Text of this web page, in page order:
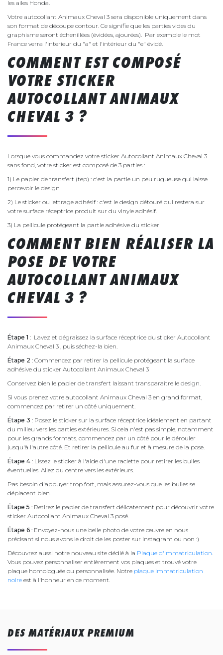
les ailes Honda.
Votre autocollant Animaux Cheval 3 sera disponible uniquement dans
son format de découpe contour. Ce signifie que les parties vides du
graphisme seront échenillées (évidées, ajourées). Par exemple le mot
France verra l'interieur du "a" et l'intérieur du "e" évidé.
COMMENT EST COMPOSÉ
VOTRE STICKER
AUTOCOLLANT ANIMAUX
CHEVAL 3 ?
Lorsque vous commandez votre sticker Autocollant Animaux Cheval 3
sans fond, votre sticker est composé de 3 parties :
1) Le papier de transfert (tep) : c'est la partie un peu rugueuse qui laisse
percevoir le design
2) Le sticker ou lettrage adhésif : c'est le design détouré qui restera sur
votre surface réceptrice produit sur du vinyle adhésif.
3) La pellicule protégeant la partie adhésive du sticker
COMMENT BIEN RÉALISER LA
POSE DE VOTRE
AUTOCOLLANT ANIMAUX
CHEVAL 3 ?
Étape 1 : Lavez et dégraissez la surface réceptrice du sticker Autocollant
Animaux Cheval 3 , puis séchez-la bien.
Étape 2 : Commencez par retirer la pellicule protégeant la surface
adhésive du sticker Autocollant Animaux Cheval 3
Conservez bien le papier de transfert laissant transparaître le design.
Si vous prenez votre autocollant Animaux Cheval 3 en grand format,
commencez par retirer un côté uniquement.
Étape 3 : Posez le sticker sur la surface réceptrice idéalement en partant
du milieu vers les parties extérieures. Si cela n'est pas simple, notamment
pour les grands formats, commencez par un côté pour le dérouler
jusqu'à l'autre côté. Et retirer la pellicule au fur et à mesure de la pose.
Étape 4 : Lissez le sticker à l'aide d'une raclette pour retirer les bulles
éventuelles. Allez du centre vers les extérieurs.
Pas besoin d'appuyer trop fort, mais assurez-vous que les bulles se
déplacent bien.
Étape 5 : Retirez le papier de transfert délicatement pour découvrir votre
sticker Autocollant Animaux Cheval 3 posé.
Étape 6 : Envoyez-nous une belle photo de votre œuvre en nous
précisant si nous avons le droit de les poster sur instagram ou non :)
Découvrez aussi notre nouveau site dédié à la Plaque d'immatriculation.
Vous pouvez personnaliser entièrement vos plaques et trouvé votre
plaque homologuée ou personnalisée. Notre plaque immatriculation
noire est à l'honneur en ce moment.
DES MATÉRIAUX PREMIUM